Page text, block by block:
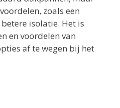
zoals een
isolatie. Het is
en voordelen van
af te wegen bij het